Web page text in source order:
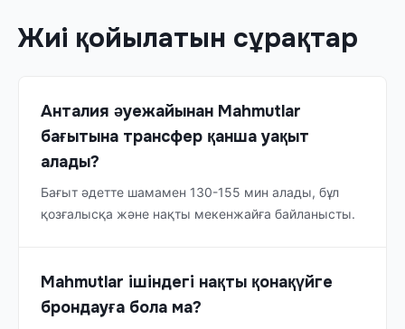
Жиі қойылатын сұрақтар
Анталия әуежайынан Mahmutlar
бағытына трансфер қанша уақыт
алады?
Бағыт әдетте шамамен 130-155 мин алады, бұл
қозғалысқа және нақты мекенжайға байланысты.
Mahmutlar ішіндегі нақты қонақүйге
брондауға бола ма?